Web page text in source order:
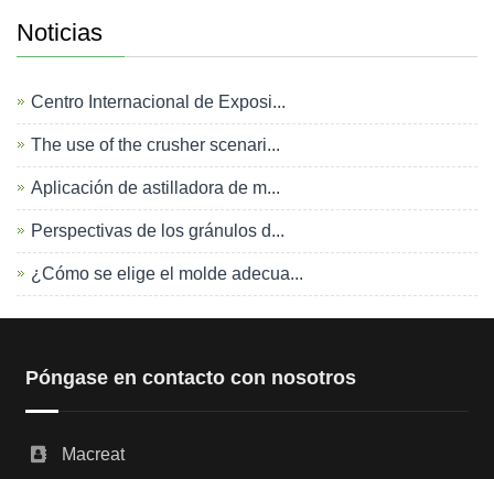
Noticias
Centro Internacional de Exposi...
The use of the crusher scenari...
Aplicación de astilladora de m...
Perspectivas de los gránulos d...
¿Cómo se elige el molde adecua...
Póngase en contacto con nosotros
Macreat